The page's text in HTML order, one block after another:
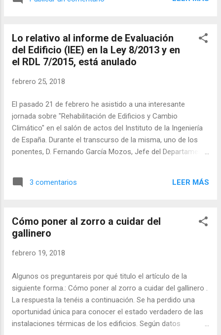
Real Decreto Legislativo 7/2015, de 30 de octubre). Fallo que
Legislativo 7/2015, de 30 de octubre. El contenido de la nota
informativa dice textualmente: "La Sentencia 143/2017, de
14 de diciembre de 2017 del Tribunal Constitucional, (BOE,
apartados 2 a 6 del artículo 29, el artículo 30, la DT 2ª y la DF
el que se aprueba el texto refundido de la ...
Lo relativo al informe de Evaluación
del Edificio (IEE) en la Ley 8/2013 y en
el RDL 7/2015, está anulado
febrero 25, 2018
El pasado 21 de febrero he asistido a una interesante
jornada sobre "Rehabilitación de Edificios y Cambio
Climático" en el salón de actos del Instituto de la Ingeniería
de España. Durante el transcurso de la misma, uno de los
ponentes, D. Fernando García Mozos, Jefe del Departamento
Eficiencia Energética (IDAE), nos hablo sobre el "Programa
de ayudas a la rehabilitación energética de edificios
referida al informe de evaluación de los edificios (IEE) y la
otra sobre el contenido de las ayudas del PAREER II. Me voy
artículo. Al preguntar a D. Fernando García por qué entre la
ayudas de 125,6 millones de euros que proponían no está
incluida la presentación del informe de evaluaci...
3 comentarios LEER MÁS
Cómo poner al zorro a cuidar del
gallinero
febrero 19, 2018
Algunos os preguntareis por qué titulo el artículo de la
siguiente forma.: Cómo poner al zorro a cuidar del gallinero .
La respuesta la tenéis a continuación. Se ha perdido una
oportunidad única para conocer el estado verdadero de las
instalaciones térmicas de los edificios. Según datos